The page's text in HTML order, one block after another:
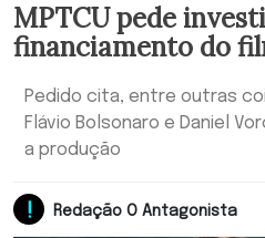
MPTCU pede
financiamento do
Pedido cita, entre outras
Flávio Bolsonaro e Daniel
a produção
Redação O Antagonista